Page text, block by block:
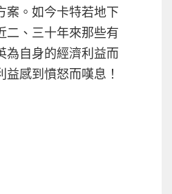
案。如今卡特若地下
二、三十年來那些有
為自身的經濟利益而
感到憤怒而嘆息！